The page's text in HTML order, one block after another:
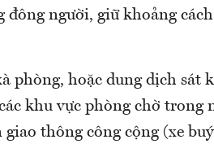
người, giữ khoảng
phòng, hoặc dung dịch sát
khu vực phòng chờ trong
thông công cộng (xe